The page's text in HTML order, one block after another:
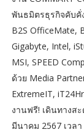
พันธมิตรธุรกิจคับคั่ง
B2S OfficeMate,
Gigabyte, Intel,
MSI, SPEED
ด้วย Media
ExtremeIT,
งานฟรี! เดินทางส
มีนาคม 2567 เวล